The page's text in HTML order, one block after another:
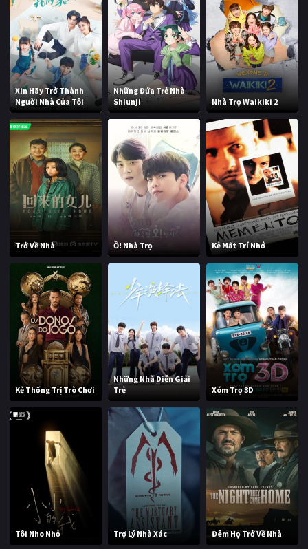
Xin Hãy Trở Thành
Người Nhà Của Tôi
Những Đứa Trẻ Nhà
Shiunji
Nhà Trọ Waikiki 2
Trở Về Nhà Ồ! Nhà Trọ Kẻ Mất Trí Nhớ
Kẻ Thống Trị Trò Chơi
Những Nhà Diễn Giải
Trẻ
Xóm Trọ 3D
Tôi Nho Nhỏ Trợ Lý Nhà Xác Đêm Họ Trở Về Nhà